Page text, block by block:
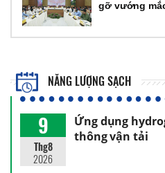
gỡ vướng
NĂNG LƯỢNG SẠCH
9
Thg8
2026
Ứng dụng
thông vận tải